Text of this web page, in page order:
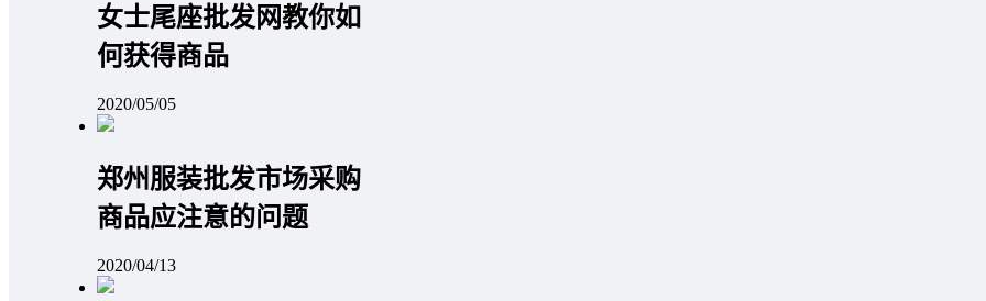
女士尾座批发网教你如
何获得商品
2020/05/05
郑州服装批发市场采购
商品应注意的问题
2020/04/13